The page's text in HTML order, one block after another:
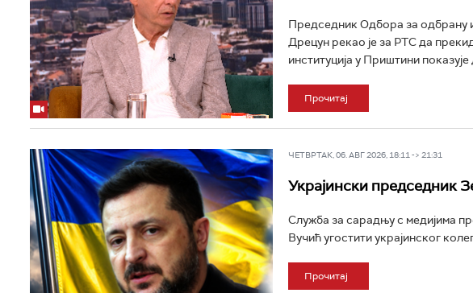
Председник Одбора за одбрану
Дрецун рекао је за РТС да
институција у Приштини
Прочитај
ЧЕТВРТАК, 06. АВГ 2026, 18:11 -> 21:31
Украјински председник
Служба за сарадњу с медијима
Вучић угостити украјинског
Прочитај